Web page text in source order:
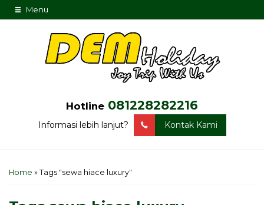
Menu
Hotline 081228282216
Informasi lebih lanjut? Kontak Kami
Home » Tags "sewa hiace luxury"